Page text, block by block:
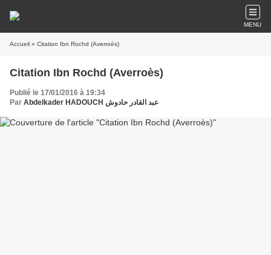
MENU
Accueil » Citation Ibn Rochd (Averroès)
Citation Ibn Rochd (Averroès)
Publié le 17/01/2016 à 19:34
Par
Abdelkader HADOUCH عبد القادر حادوش